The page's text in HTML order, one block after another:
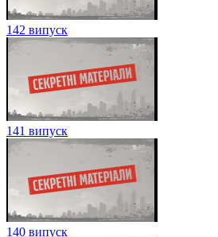
142 випуск
141 випуск
140 випуск